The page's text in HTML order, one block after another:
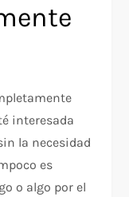
interesada
la necesidad
es
o algo por el